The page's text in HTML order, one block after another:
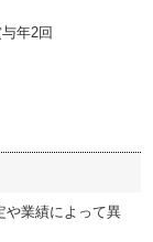
年2回
業績によって異